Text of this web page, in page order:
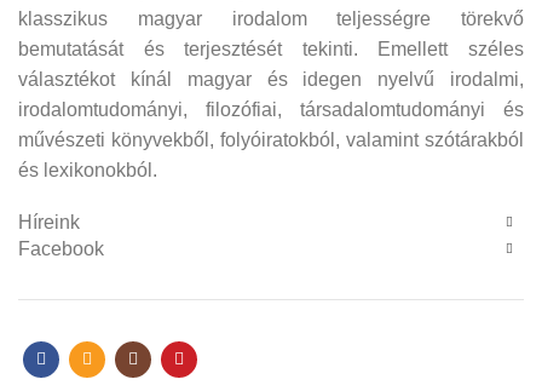
klasszikus magyar irodalom teljességre törekvő
bemutatását és terjesztését tekinti. Emellett széles
választékot kínál magyar és idegen nyelvű irodalmi,
irodalomtudományi, filozófiai, társadalomtudományi és
művészeti könyvekből, folyóiratokból, valamint szótárakból
és lexikonokból.
Híreink
Facebook